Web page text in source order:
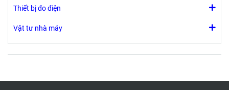
Thiết bị đo điện
Vật tư nhà máy